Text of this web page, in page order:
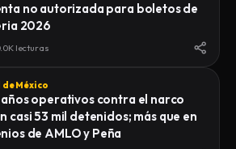
no autorizada para boletos de
2026
lecturas
de México
años operativos contra el narco
casi 53 mil detenidos; más que en
de AMLO y Peña